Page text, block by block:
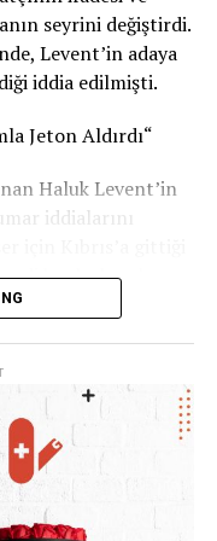
seyrini değiştirdi.
Levent’in adaya
iddia edilmişti.
Jeton Aldırdı“
Haluk Levent’in
iddialarını
banka hesabını
TL civarında
korkusuyla ses
WhatsApp
ifade etti.
Ama Ahbap